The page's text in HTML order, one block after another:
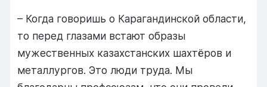
– Когда говоришь о Карагандинской области,
то перед глазами встают образы
мужественных казахстанских шахтёров и
металлургов. Это люди труда. Мы